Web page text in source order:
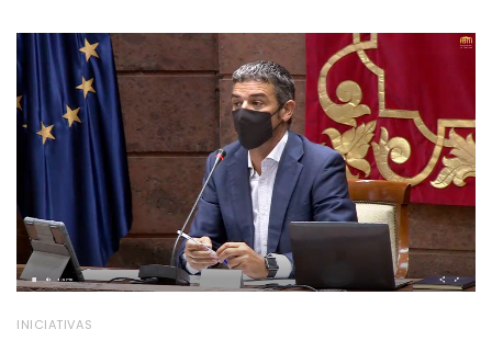
INICIATIVAS